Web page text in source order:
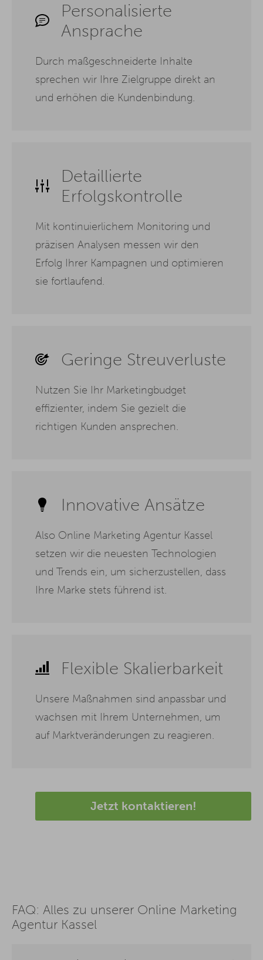
Personalisierte
Ansprache
Durch maßgeschneiderte Inhalte
sprechen wir Ihre Zielgruppe direkt an
und erhöhen die Kundenbindung.
Detaillierte
Erfolgskontrolle
Mit kontinuierlichem Monitoring und
präzisen Analysen messen wir den
Erfolg Ihrer Kampagnen und optimieren
sie fortlaufend.
Geringe Streuverluste
Nutzen Sie Ihr Marketingbudget
effizienter, indem Sie gezielt die
richtigen Kunden ansprechen.
Innovative Ansätze
Also Online Marketing Agentur Kassel
setzen wir die neuesten Technologien
und Trends ein, um sicherzustellen, dass
Ihre Marke stets führend ist.
Flexible Skalierbarkeit
Unsere Maßnahmen sind anpassbar und
wachsen mit Ihrem Unternehmen, um
auf Marktveränderungen zu reagieren.
Jetzt kontaktieren!
FAQ: Alles zu unserer Online Marketing
Agentur Kassel